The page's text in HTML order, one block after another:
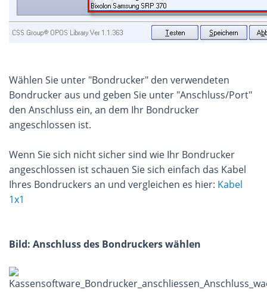
Wählen Sie unter "Bondrucker" den verwendeten
Bondrucker aus und geben Sie unter "Anschluss/Port"
den Anschluss ein, an dem Ihr Bondrucker
angeschlossen ist.
Wenn Sie sich nicht sicher sind wie Ihr Bondrucker
angeschlossen ist schauen Sie sich einfach das Kabel
Ihres Bondruckers an und vergleichen es hier: Kabel
1x1
Bild: Anschluss des Bondruckers wählen